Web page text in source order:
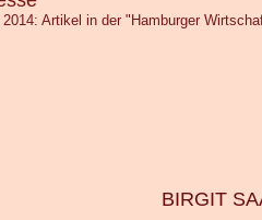
BIRGIT
2014: Artikel in der "Hamburger